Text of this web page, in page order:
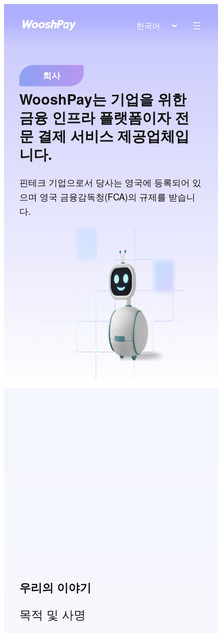
한국어
회사
WooshPay는 기업을 위한
금융 인프라 플랫폼이자 전
문 결제 서비스 제공업체입
니다.
핀테크 기업으로서 당사는 영국에 등록되어 있
으며 영국 금융감독청(FCA)의 규제를 받습니
다.
우리의 이야기
목적 및 사명